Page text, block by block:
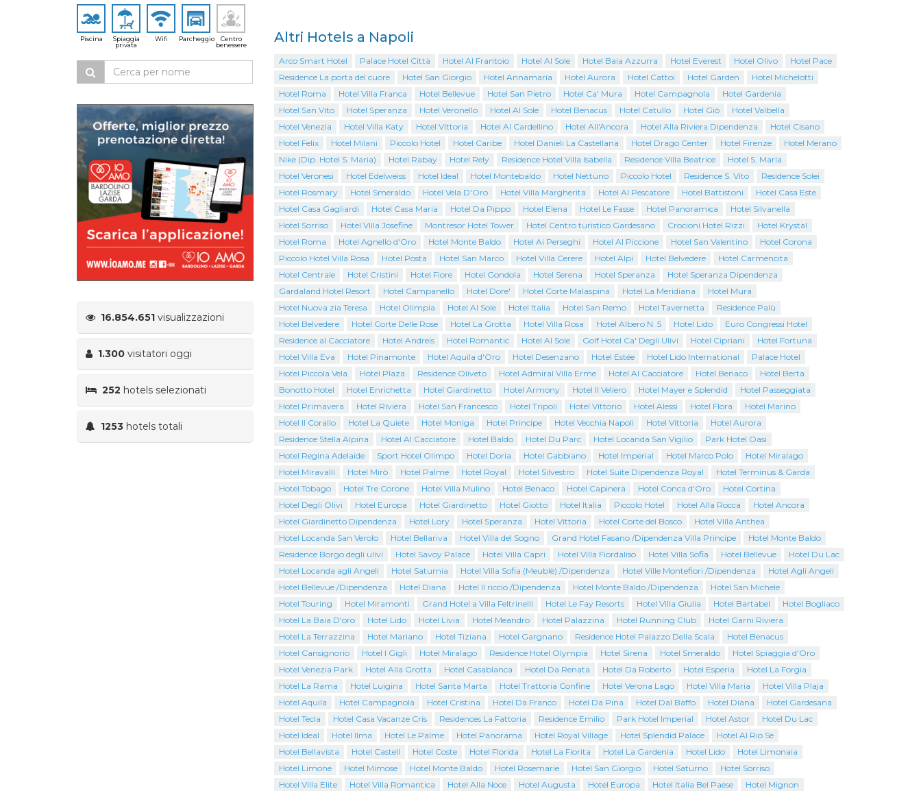
Piscina
Spiaggia
privata
Wifi Parcheggio
Centro
benessere
16.854.651 visualizzazioni
1.300 visitatori oggi
252 hotels selezionati
1253 hotels totali
Altri Hotels a Napoli
Arco Smart Hotel Palace Hotel Città Hotel Al Frantoio Hotel Al Sole Hotel Baia Azzurra Hotel Everest Hotel Olivo
Hotel Pace
Residence La porta del cuore
Hotel San Giorgio Hotel Annamaria Hotel Aurora Hotel Cattoi Hotel Garden
Hotel Michelotti
Hotel Roma
Hotel Villa Franca Hotel Bellevue Hotel San Pietro Hotel Ca' Mura Hotel Campagnola
Hotel Gardenia
Hotel San Vito
Hotel Speranza Hotel Veronello Hotel Al Sole Hotel Benacus Hotel Catullo Hotel Giò
Hotel Valbella
Hotel Venezia
Hotel Villa Katy Hotel Vittoria Hotel Al Cardellino Hotel All'Ancora Hotel Alla Riviera Dipendenza
Hotel Cisano
Hotel Felix
Hotel Milani Piccolo Hotel Hotel Caribe Hotel Danieli La Castellana Hotel Drago Center Hotel Firenze
Hotel Merano
Nike (Dip. Hotel S. Maria)
Hotel Rabay Hotel Rely Residence Hotel Villa Isabella Residence Villa Beatrice
Hotel S. Maria
Hotel Veronesi
Hotel Edelweiss Hotel Ideal Hotel Montebaldo Hotel Nettuno Piccolo Hotel Residence S. Vito
Residence Solei
Hotel Rosmary
Hotel Smeraldo Hotel Vela D'Oro Hotel Villa Margherita Hotel Al Pescatore Hotel Battistoni
Hotel Casa Este
Hotel Casa Gagliardi
Hotel Casa Maria Hotel Da Pippo Hotel Elena Hotel Le Fasse Hotel Panoramica
Hotel Silvanella
Hotel Sorriso
Hotel Villa Josefine Montresor Hotel Tower Hotel Centro turistico Gardesano Crocioni Hotel Rizzi
Hotel Krystal
Hotel Roma
Hotel Agnello d'Oro Hotel Monte Baldo Hotel Ai Perseghi Hotel Al Piccione Hotel San Valentino
Hotel Corona
Piccolo Hotel Villa Rosa
Hotel Posta Hotel San Marco Hotel Villa Cerere Hotel Alpi Hotel Belvedere
Hotel Carmencita
Hotel Centrale
Hotel Cristini Hotel Fiore Hotel Gondola Hotel Serena Hotel Speranza
Hotel Speranza Dipendenza
Gardaland Hotel Resort
Hotel Campanello Hotel Dore' Hotel Corte Malaspina Hotel La Meridiana
Hotel Mura
Hotel Nuova zia Teresa
Hotel Olimpia Hotel Al Sole Hotel Italia Hotel San Remo Hotel Tavernetta
Residence Palù
Hotel Belvedere
Hotel Corte Delle Rose Hotel La Grotta Hotel Villa Rosa Hotel Albero N. 5 Hotel Lido
Euro Congressi Hotel
Residence al Cacciatore
Hotel Andreis Hotel Romantic Hotel Al Sole Golf Hotel Ca' Degli Ulivi Hotel Cipriani
Hotel Fortuna
Hotel Villa Eva
Hotel Pinamonte Hotel Aquila d'Oro Hotel Desenzano Hotel Estée Hotel Lido International
Palace Hotel
Hotel Piccola Vela
Hotel Plaza Residence Oliveto Hotel Admiral Villa Erme Hotel Al Cacciatore Hotel Benaco
Hotel Berta
Bonotto Hotel
Hotel Enrichetta Hotel Giardinetto Hotel Armony Hotel Il Veliero Hotel Mayer e Splendid
Hotel Passeggiata
Hotel Primavera
Hotel Riviera Hotel San Francesco Hotel Tripoli Hotel Vittorio Hotel Alessi Hotel Flora
Hotel Marino
Hotel Il Corallo
Hotel La Quiete Hotel Moniga Hotel Principe Hotel Vecchia Napoli Hotel Vittoria
Hotel Aurora
Residence Stella Alpina
Hotel Al Cacciatore Hotel Baldo Hotel Du Parc Hotel Locanda San Vigilio
Park Hotel Oasi
Hotel Regina Adelaide
Sport Hotel Olimpo Hotel Doria Hotel Gabbiano Hotel Imperial Hotel Marco Polo
Hotel Miralago
Hotel Miravalli
Hotel Mirò Hotel Palme Hotel Royal Hotel Silvestro Hotel Suite Dipendenza Royal
Hotel Terminus & Garda
Hotel Tobago
Hotel Tre Corone Hotel Villa Mulino Hotel Benaco Hotel Capinera Hotel Conca d'Oro
Hotel Cortina
Hotel Degli Olivi
Hotel Europa Hotel Giardinetto Hotel Giotto Hotel Italia Piccolo Hotel Hotel Alla Rocca
Hotel Ancora
Hotel Giardinetto Dipendenza
Hotel Lory Hotel Speranza Hotel Vittoria Hotel Corte del Bosco
Hotel Villa Anthea
Hotel Locanda San Verolo
Hotel Bellariva Hotel Villa del Sogno Grand Hotel Fasano /Dipendenza Villa Principe
Hotel Monte Baldo
Residence Borgo degli ulivi
Hotel Savoy Palace Hotel Villa Capri Hotel Villa Fiordaliso Hotel Villa Sofia Hotel Bellevue
Hotel Du Lac
Hotel Locanda agli Angeli
Hotel Saturnia Hotel Villa Sofia (Meublè) /Dipendenza Hotel Ville Montefiori /Dipendenza
Hotel Agli Angeli
Hotel Bellevue /Dipendenza
Hotel Diana Hotel Il riccio /Dipendenza Hotel Monte Baldo /Dipendenza
Hotel San Michele
Hotel Touring
Hotel Miramonti Grand Hotel a Villa Feltrinelli Hotel Le Fay Resorts Hotel Villa Giulia Hotel Bartabel
Hotel Bogliaco
Hotel La Baia D'oro
Hotel Lido Hotel Livia Hotel Meandro Hotel Palazzina Hotel Running Club
Hotel Garni Riviera
Hotel La Terrazzina
Hotel Mariano Hotel Tiziana Hotel Gargnano Residence Hotel Palazzo Della Scala
Hotel Benacus
Hotel Cansignorio
Hotel I Gigli Hotel Miralago Residence Hotel Olympia Hotel Sirena Hotel Smeraldo
Hotel Spiaggia d'Oro
Hotel Venezia Park
Hotel Alla Grotta Hotel Casablanca Hotel Da Renata Hotel Da Roberto Hotel Esperia
Hotel La Forgia
Hotel La Rama
Hotel Luigina Hotel Santa Marta Hotel Trattoria Confine Hotel Verona Lago Hotel Villa Maria
Hotel Villa Plaja
Hotel Aquila
Hotel Campagnola Hotel Cristina Hotel Da Franco Hotel Da Pina Hotel Dal Baffo Hotel Diana
Hotel Gardesana
Hotel Tecla
Hotel Casa Vacanze Cris Residences La Fattoria Residence Emilio Park Hotel Imperial Hotel Astor
Hotel Du Lac
Hotel Ideal
Hotel Ilma Hotel Le Palme Hotel Panorama Hotel Royal Village Hotel Splendid Palace
Hotel Al Rio Se
Hotel Bellavista
Hotel Castell Hotel Coste Hotel Florida Hotel La Fiorita Hotel La Gardenia Hotel Lido
Hotel Limonaia
Hotel Limone
Hotel Mimose Hotel Monte Baldo Hotel Rosemarie Hotel San Giorgio Hotel Saturno
Hotel Sorriso
Hotel Villa Elite
Hotel Villa Romantica Hotel Alla Noce Hotel Augusta Hotel Europa Hotel Italia Bel Paese
Hotel Mignon